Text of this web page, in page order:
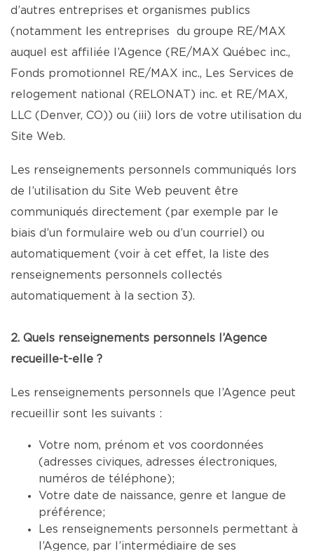
d’autres entreprises et organismes publics
(notamment les entreprises du groupe RE/MAX
auquel est affiliée l’Agence (RE/MAX Québec inc.,
Fonds promotionnel RE/MAX inc., Les Services de
relogement national (RELONAT) inc. et RE/MAX,
LLC (Denver, CO)) ou (iii) lors de votre utilisation du
Site Web.
Les renseignements personnels communiqués lors
de l’utilisation du Site Web peuvent être
communiqués directement (par exemple par le
biais d’un formulaire web ou d’un courriel) ou
automatiquement (voir à cet effet, la liste des
renseignements personnels collectés
automatiquement à la section 3).
2. Quels renseignements personnels l’Agence
recueille-t-elle ?
Les renseignements personnels que l’Agence peut
recueillir sont les suivants :
Votre nom, prénom et vos coordonnées
(adresses civiques, adresses électroniques,
numéros de téléphone);
Votre date de naissance, genre et langue de
préférence;
Les renseignements personnels permettant à
l’Agence, par l’intermédiaire de ses